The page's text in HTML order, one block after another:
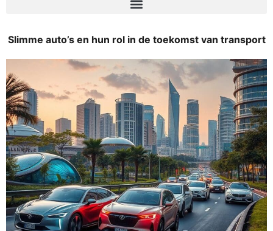
Slimme auto’s en hun rol in de toekomst van transport